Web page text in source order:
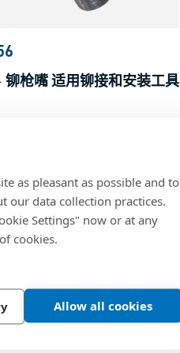
as pleasant as possible and to
our data collection practices.
Settings" now or at any
cookies.
Allow all cookies
铆枪嘴 适用铆接和安装工具